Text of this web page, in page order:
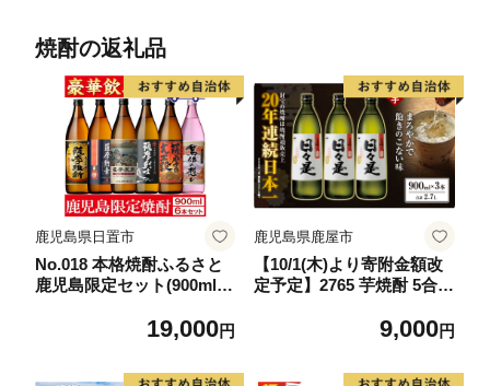
焼酎の返礼品
鹿児島県日置市
No.018 本格焼酎ふるさと
鹿児島限定セット(900ml×6
アルコール 常温 常温保存
19,000円
鹿児島県鹿屋市
【10/1(木)より寄附金額改
定予定】2765 芋焼酎 5合瓶
水仕立ての焼酎 KN021-0
9,000円